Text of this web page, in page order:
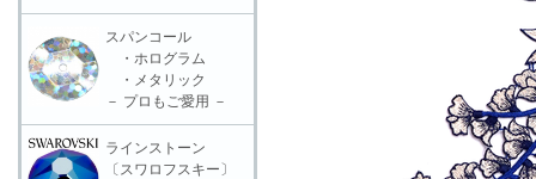
スパンコール
・ホログラム
・メタリック
－ プロもご愛用 －
ラインストーン
〔スワロフスキー〕